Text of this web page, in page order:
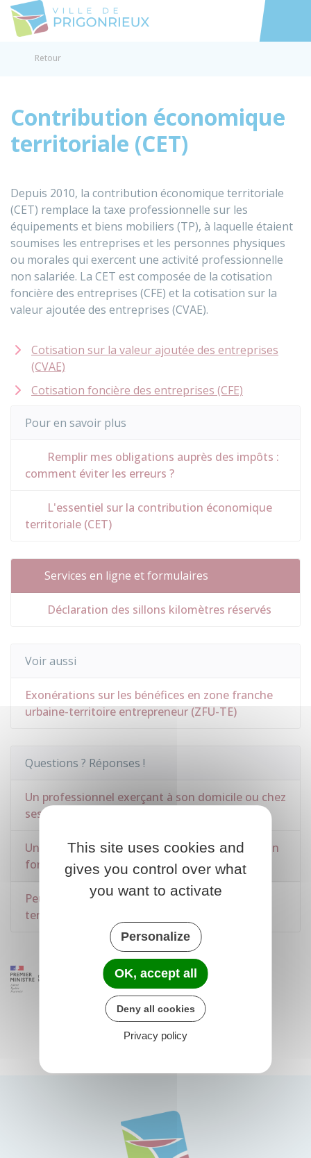
Accéder
Retour
Contribution économique
territoriale (CET)
Depuis 2010, la contribution économique territoriale
(CET) remplace la taxe professionnelle sur les
équipements et biens mobiliers (TP), à laquelle étaient
soumises les entreprises et les personnes physiques
ou morales qui exercent une activité professionnelle
non salariée. La CET est composée de la cotisation
foncière des entreprises (CFE) et la cotisation sur la
valeur ajoutée des entreprises (CVAE).
Cotisation sur la valeur ajoutée des entreprises
(CVAE)
Cotisation foncière des entreprises (CFE)
Pour en savoir plus
Remplir mes obligations auprès des impôts :
comment éviter les erreurs ?
L'essentiel sur la contribution économique
territoriale (CET)
Services en ligne et formulaires
Déclaration des sillons kilomètres réservés
Voir aussi
Exonérations sur les bénéfices en zone franche
urbaine-territoire entrepreneur (ZFU-TE)
Questions ? Réponses !
Un professionnel exerçant à son domicile ou chez
ses clients doit-il payer la CFE ?
Un micro-entrepreneur doit-il payer la cotisation
foncière des entreprises (CFE) ?
Peut-on plafonner la contribution économique
territoriale (CET) ?
This site uses cookies and
gives you control over what
you want to activate
Personalize
OK, accept all
Deny all cookies
Privacy policy